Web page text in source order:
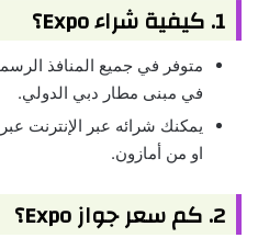
1. كيفية شراء Expo؟
في مبنى مطار دبي الدولي.
يمكنك شرائه عبر الإنترنت
او من أمازون.
2. كم سعر جواز Expo؟